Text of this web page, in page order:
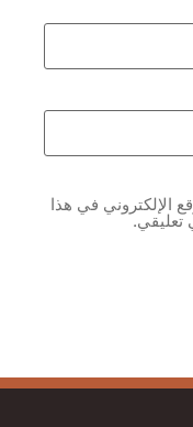
الإلكتروني في هذا
تعليقي.